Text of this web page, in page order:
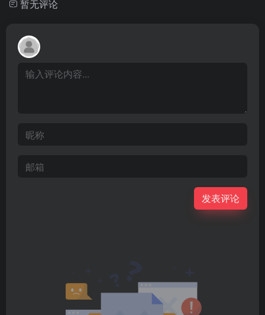
暂无评论
发表评论